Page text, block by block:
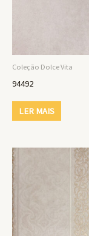
Coleção Dolce Vita
94492
LER MAIS